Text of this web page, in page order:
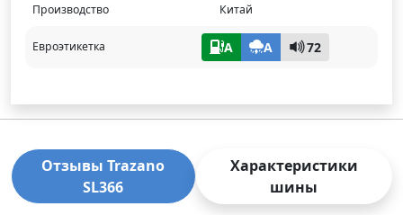
Производство Китай
Евроэтикетка A A 72
Отзывы Trazano
SL366
Характеристики
шины